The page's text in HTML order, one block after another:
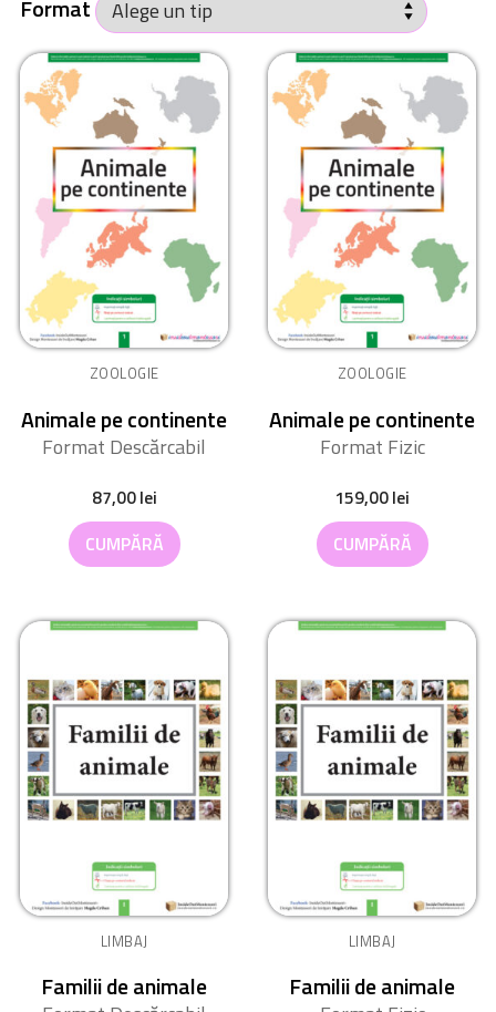
Format
ZOOLOGIE
Animale pe continente
Format Descărcabil
87,00lei
CUMPĂRĂ
ZOOLOGIE
Animale pe continente
Format Fizic
159,00lei
CUMPĂRĂ
LIMBAJ
Familii de animale
LIMBAJ
Familii de animale